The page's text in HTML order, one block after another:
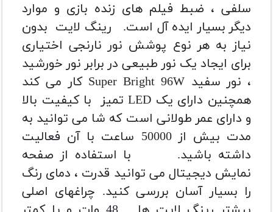
سلفی ، ضبط فیلم های زنده بازی و موارد
دیگر بسیار ایده آل است.
رینگ لایت بدون
نیاز به هر نوع پوشش نور نارنجی اختیاری
برای ایجاد یک نور طبیعی در برابر نور خورشید
، نور سفید Super Bright 96W کار می کند
همچنین دارای یک LED تمیز با کیفیت بالا
و دارای عمر طولانی است که شا می توانید به
مدت بیش از 50000 ساعت با آن فعالیت
داشته باشید.
با استفاده از صفحه
نمایش دیجیتال می توانید قدرت ، دمای رنگ
را بسیار آسان بررسی کنید. چراغهای اصلی